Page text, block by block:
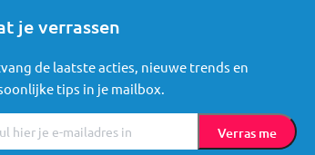
je verrassen
de laatste acties, nieuwe trends en
tips in je mailbox.
Verras me